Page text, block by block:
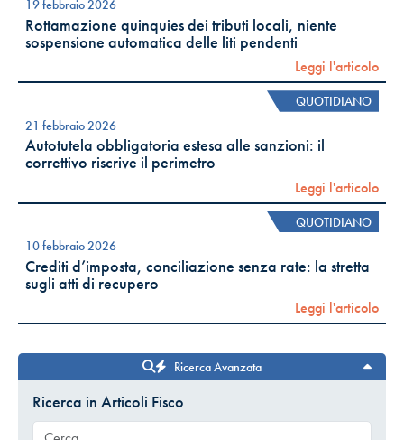
19 febbraio 2026
Rottamazione quinquies dei tributi locali, niente
sospensione automatica delle liti pendenti
Leggi l'articolo
QUOTIDIANO
21 febbraio 2026
Autotutela obbligatoria estesa alle sanzioni: il
correttivo riscrive il perimetro
Leggi l'articolo
QUOTIDIANO
10 febbraio 2026
Crediti d’imposta, conciliazione senza rate: la stretta
sugli atti di recupero
Leggi l'articolo
Ricerca Avanzata
Ricerca in Articoli Fisco